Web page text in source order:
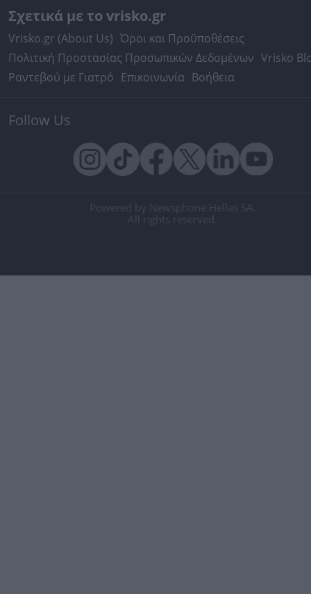
Σχετικά με το vrisko.gr
Vrisko.gr (About Us) Όροι και Προϋποθέσεις
Πολιτική Προστασίας Προσωπικών Δεδομένων Vrisko
Ραντεβού με Γιατρό Επικοινωνία Βοήθεια
Follow Us
Powered by Newsphone Hellas SA.
All rights reserved.